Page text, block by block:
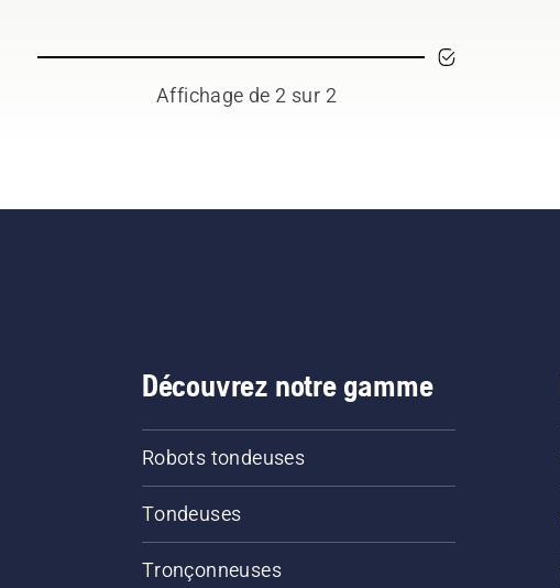
Affichage de 2 sur 2
Découvrez notre gamme
Robots tondeuses
Tondeuses
Tronçonneuses